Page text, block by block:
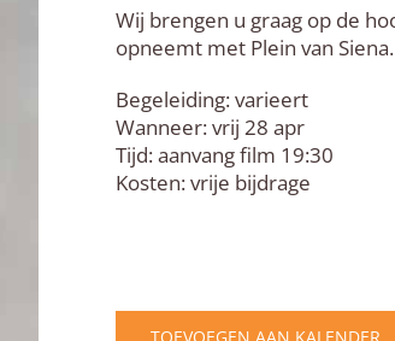
Wij brengen u graag op de
opneemt met Plein van Siena.
Begeleiding: varieert
Wanneer: vrij 28 apr
Tijd: aanvang film 19:30
Kosten: vrije bijdrage